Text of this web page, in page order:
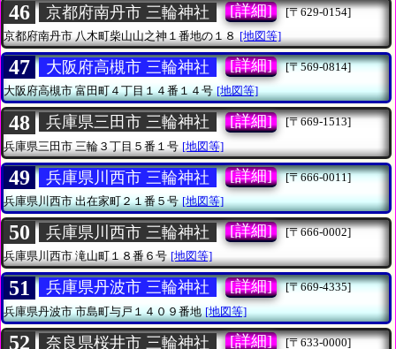
46 京都府南丹市 三輪神社 [詳細]
[〒629-0154]
京都府南丹市八木町柴山山之神１番地の１８ [地図等]
47 大阪府高槻市 三輪神社 [詳細]
[〒569-0814]
大阪府高槻市富田町４丁目１４番１４号 [地図等]
48 兵庫県三田市 三輪神社 [詳細]
[〒669-1513]
兵庫県三田市 三輪３丁目５番１号 [地図等]
49 兵庫県川西市 三輪神社 [詳細]
[〒666-0011]
兵庫県川西市出在家町２１番５号 [地図等]
50 兵庫県川西市 三輪神社 [詳細]
[〒666-0002]
兵庫県川西市滝山町１８番６号 [地図等]
51 兵庫県丹波市 三輪神社 [詳細]
[〒669-4335]
兵庫県丹波市市島町与戸１４０９番地 [地図等]
52 奈良県桜井市 三輪神社 [詳細]
[〒633-0000]